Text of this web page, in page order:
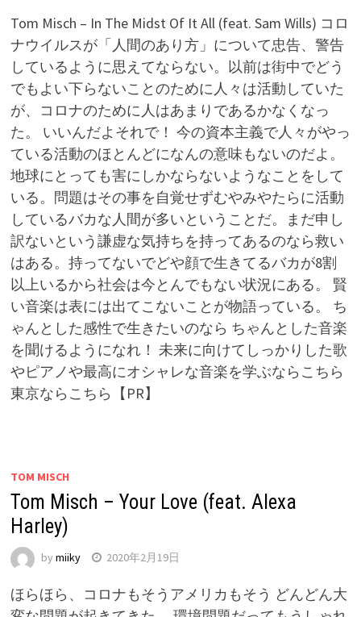
Tom Misch – In The Midst Of It All (feat. Sam Wills) コロ
ナウイルスが「人間のあり方」について忠告、警告
しているように思えてならない。以前は街中でどう
でもよい下らないことのために人々は活動していた
が、コロナのために人はあまりであるかなくなっ
た。 いいんだよそれで！ 今の資本主義で人々がやっ
ている活動のほとんどになんの意味もないのだよ。
地球にとっても害にしかならないようなことをして
いる。問題はその事を自覚せずむやみやたらに活動
しているバカな人間が多いということだ。まだ申し
訳ないという謙虚な気持ちを持ってあるのなら救い
はある。持ってないでどや顔で生きてるバカが8割
以上いるから社会は今とんでもない状況にある。 賢
い音楽は表には出てこないことが物語っている。 ち
ゃんとした感性で生きたいのなら ちゃんとした音楽
を聞けるようになれ！ 未来に向けてしっかりした歌
やピアノや最高にオシャレな音楽を学ぶならこちら
東京ならこちら【PR】
TOM MISCH
Tom Misch – Your Love (feat. Alexa
Harley)
by miiky 2020年2月19日
ほらほら、コロナもそうアメリカもそう どんどん大